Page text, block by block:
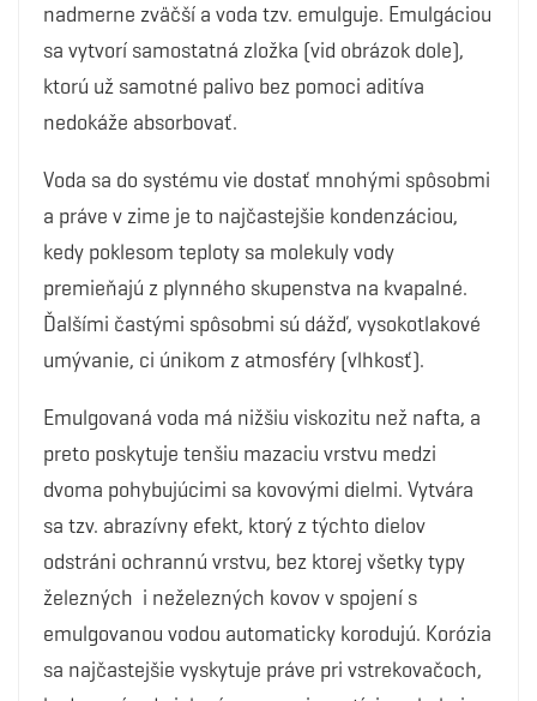
nadmerne zväčší a voda tzv. emulguje. Emulgáciou
sa vytvorí samostatná zložka (vid obrázok dole),
ktorú už samotné palivo bez pomoci aditíva
nedokáže absorbovať.
Voda sa do systému vie dostať mnohými spôsobmi
a práve v zime je to najčastejšie kondenzáciou,
kedy poklesom teploty sa molekuly vody
premieňajú z plynného skupenstva na kvapalné.
Ďalšími častými spôsobmi sú dážď, vysokotlakové
umývanie, ci únikom z atmosféry (vlhkosť).
Emulgovaná voda má nižšiu viskozitu než nafta, a
preto poskytuje tenšiu mazaciu vrstvu medzi
dvoma pohybujúcimi sa kovovými dielmi. Vytvára
sa tzv. abrazívny efekt, ktorý z týchto dielov
odstráni ochrannú vrstvu, bez ktorej všetky typy
železných i neželezných kovov v spojení s
emulgovanou vodou automaticky korodujú. Korózia
sa najčastejšie vyskytuje práve pri vstrekovačoch,